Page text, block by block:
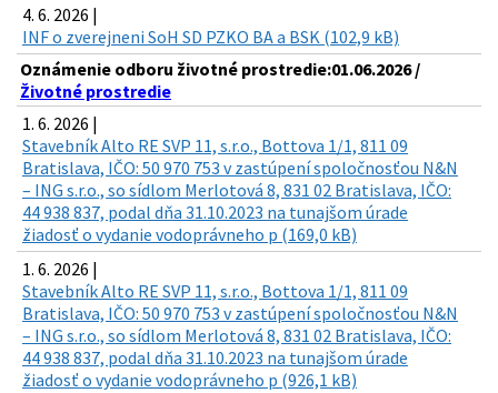
4. 6. 2026 |
INF o zverejneni SoH SD PZKO BA a BSK (102,9 kB)
Oznámenie odboru životné prostredie:01.06.2026 /
Životné prostredie
1. 6. 2026 |
Stavebník Alto RE SVP 11, s.r.o., Bottova 1/1, 811 09
Bratislava, IČO: 50 970 753 v zastúpení spoločnosťou N&N
– ING s.r.o., so sídlom Merlotová 8, 831 02 Bratislava, IČO:
44 938 837, podal dňa 31.10.2023 na tunajšom úrade
žiadosť o vydanie vodoprávneho p (169,0 kB)
1. 6. 2026 |
Stavebník Alto RE SVP 11, s.r.o., Bottova 1/1, 811 09
Bratislava, IČO: 50 970 753 v zastúpení spoločnosťou N&N
– ING s.r.o., so sídlom Merlotová 8, 831 02 Bratislava, IČO:
44 938 837, podal dňa 31.10.2023 na tunajšom úrade
žiadosť o vydanie vodoprávneho p (926,1 kB)